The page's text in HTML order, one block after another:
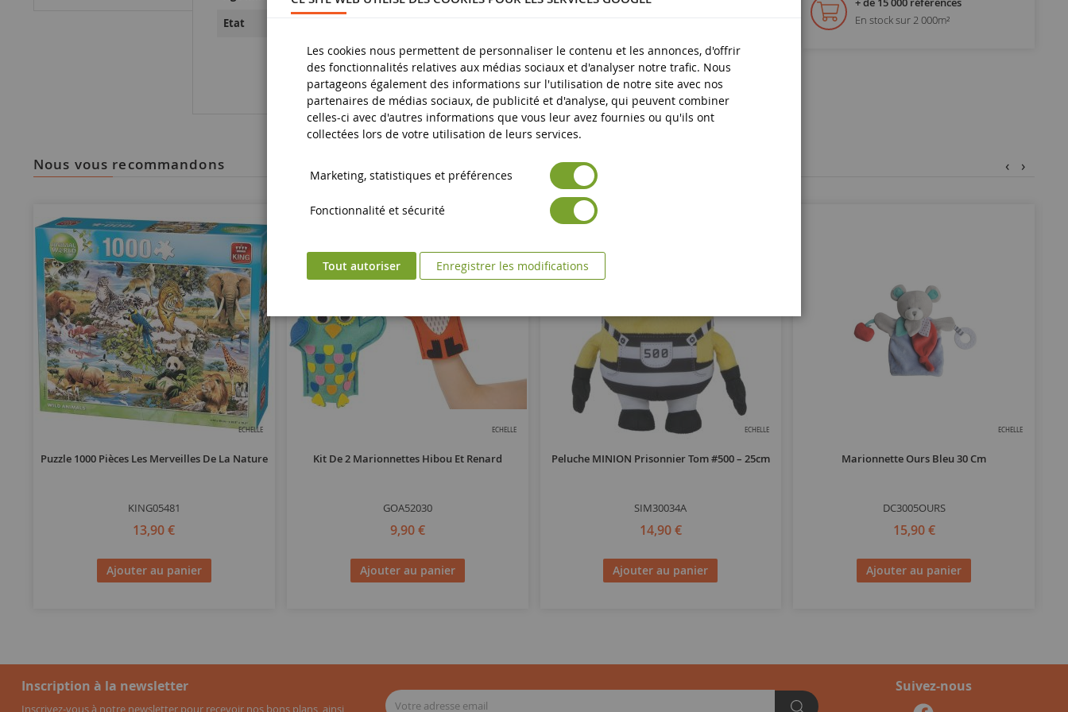
Etat
En stock sur 2 000m²
nous vous recommandons
ECHELLE
Puzzle 1000 Pièces Les Merveilles De La Nature
KING05481
13,90 €
Ajouter au panier
ECHELLE
Kit De 2 Marionnettes Hibou Et Renard
GOA52030
9,90 €
Ajouter au panier
ECHELLE
Peluche MINION Prisonnier Tom #500 – 25cm
SIM30034A
14,90 €
Ajouter au panier
ECHELLE
Marionnette Ours Bleu 30 Cm
DC3005OURS
15,90 €
Ajouter au panier
‹ ›
Inscription à la newsletter
Inscrivez-vous à notre newsletter pour recevoir nos bons plans, ainsi
Suivez-nous
Les cookies nous permettent de personnaliser le contenu et les annonces, d'offrir
des fonctionnalités relatives aux médias sociaux et d'analyser notre trafic. Nous
partageons également des informations sur l'utilisation de notre site avec nos
partenaires de médias sociaux, de publicité et d'analyse, qui peuvent combiner
celles-ci avec d'autres informations que vous leur avez fournies ou qu'ils ont
collectées lors de votre utilisation de leurs services.
Marketing, statistiques et préférences
Fonctionnalité et sécurité
Tout autoriser Enregistrer les modifications